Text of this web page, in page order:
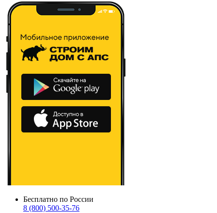
Бесплатно по России
8 (800) 500-35-76